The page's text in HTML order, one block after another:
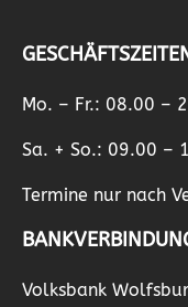
Mo. – Fr.: 08.00 –
Sa. + So.: 09.00 –
Termine nur nach
Volksbank